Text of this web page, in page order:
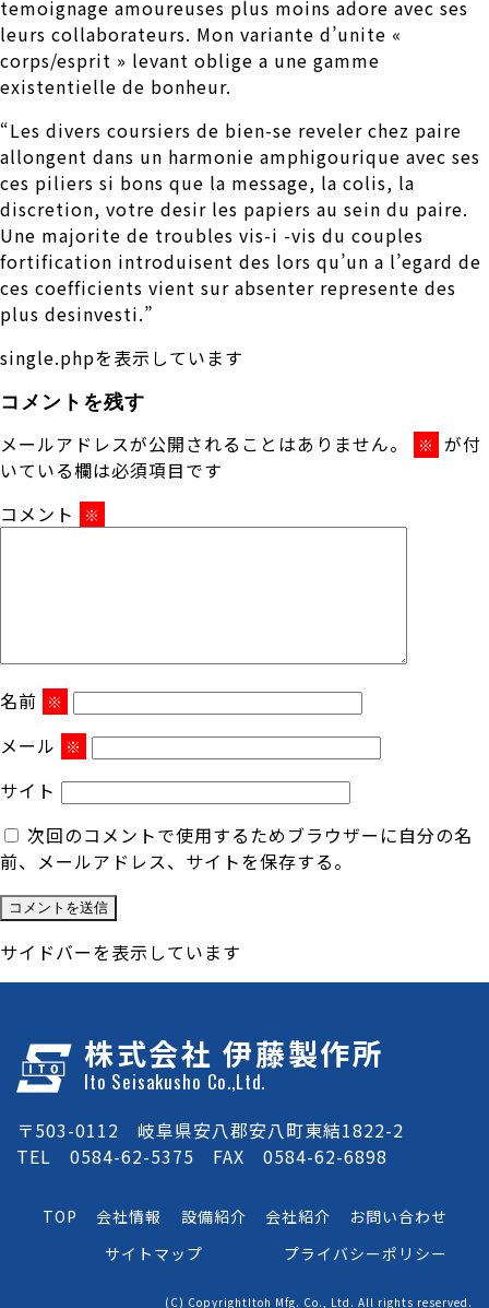
temoignage amoureuses plus moins adore avec ses
leurs collaborateurs. Mon variante d’unite «
corps/esprit » levant oblige a une gamme
existentielle de bonheur.
“Les divers coursiers de bien-se reveler chez paire
allongent dans un harmonie amphigourique avec ses
ces piliers si bons que la message, la colis, la
discretion, votre desir les papiers au sein du paire.
Une majorite de troubles vis-i -vis du couples
fortification introduisent des lors qu’un a l’egard de
ces coefficients vient sur absenter represente des
plus desinvesti.”
single.phpを表示しています
コメントを残す
メールアドレスが公開されることはありません。 ※ が付
いている欄は必須項目です
コメント
※
名前 ※
メール ※
サイト
次回のコメントで使用するためブラウザーに自分の名
前、メールアドレス、サイトを保存する。
サイドバーを表示しています
株式会社 伊藤製作所
Ito Seisakusho Co.,Ltd.
〒503-0112 岐阜県安八郡安八町東結1822-2
TEL 0584-62-5375 FAX 0584-62-6898
TOP 会社情報 設備紹介 会社紹介
お問い合わせ
サイトマップ
プライバシーポリシー
(C) CopyrightItoh Mfg. Co., Ltd. All rights reserved.